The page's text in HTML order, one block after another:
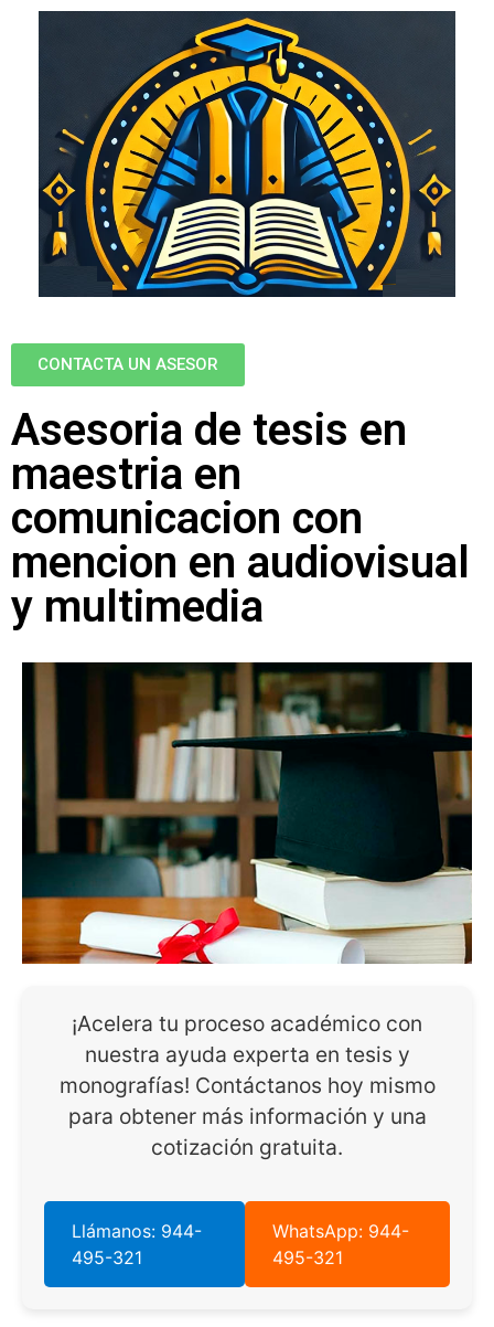
CONTACTA UN ASESOR
Asesoria de tesis en
maestria en
comunicacion con
mencion en audiovisual
y multimedia
¡Acelera tu proceso académico con
nuestra ayuda experta en tesis y
monografías! Contáctanos hoy mismo
para obtener más información y una
cotización gratuita.
Llámanos: 944-
495-321
WhatsApp: 944-
495-321